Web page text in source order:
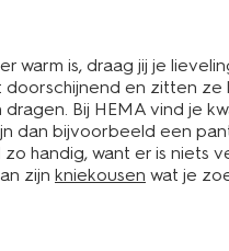
is, draag jij je
en zitten
Bij HEMA vind je
dan bijvoorbeeld een
handig, want er is
zijn kniekousen wat je